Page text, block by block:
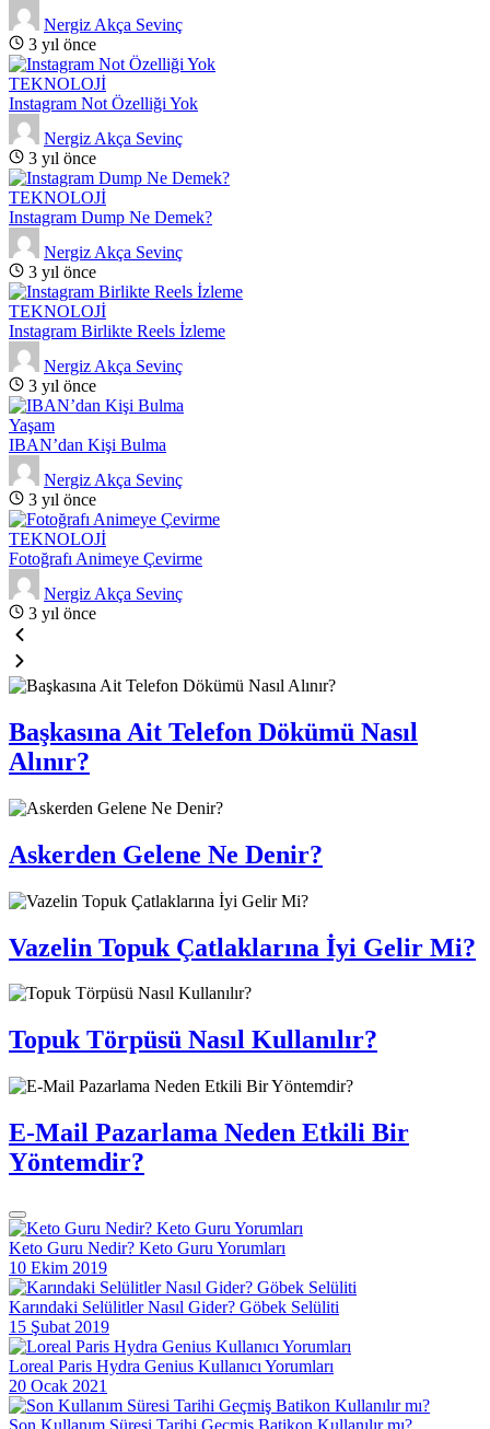
Nergiz Akça Sevinç
3 yıl önce
TEKNOLOJİ
Instagram Not Özelliği Yok
Nergiz Akça Sevinç
3 yıl önce
TEKNOLOJİ
Instagram Dump Ne Demek?
Nergiz Akça Sevinç
3 yıl önce
TEKNOLOJİ
Instagram Birlikte Reels İzleme
Nergiz Akça Sevinç
3 yıl önce
Yaşam
IBAN’dan Kişi Bulma
Nergiz Akça Sevinç
3 yıl önce
TEKNOLOJİ
Fotoğrafı Animeye Çevirme
Nergiz Akça Sevinç
3 yıl önce
Başkasına Ait Telefon Dökümü Nasıl
Alınır?
Askerden Gelene Ne Denir?
Vazelin Topuk Çatlaklarına İyi Gelir Mi?
Topuk Törpüsü Nasıl Kullanılır?
E-Mail Pazarlama Neden Etkili Bir
Yöntemdir?
Keto Guru Nedir? Keto Guru Yorumları
10 Ekim 2019
Karındaki Selülitler Nasıl Gider? Göbek Selüliti
15 Şubat 2019
Loreal Paris Hydra Genius Kullanıcı Yorumları
20 Ocak 2021
Son Kullanım Süresi Tarihi Geçmiş Batikon Kullanılır mı?